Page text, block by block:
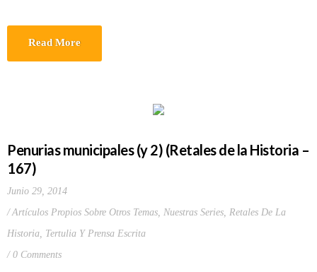
Read More
Penurias municipales (y 2) (Retales de la Historia –
167)
Junio 29, 2014
Artículos Propios Sobre Otros Temas, Nuestras Series, Retales De La
Historia, Tertulia Y Prensa Escrita
0 Comments